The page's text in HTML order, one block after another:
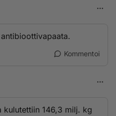
Kommentoi
kulutettiin 146,3 milj. kg